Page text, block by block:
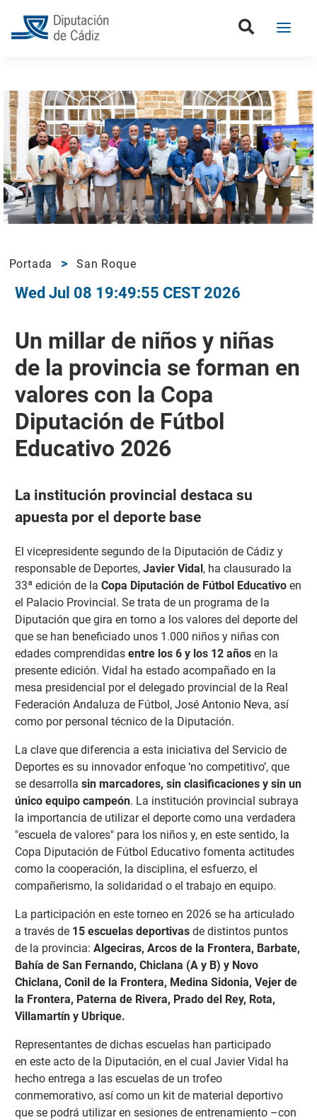
Portada San Roque
Wed Jul 08 19:49:55 CEST 2026
Un millar de niños y niñas
de la provincia se forman en
valores con la Copa
Diputación de Fútbol
Educativo 2026
La institución provincial destaca su
apuesta por el deporte base
El vicepresidente segundo de la Diputación de Cádiz y
responsable de Deportes, Javier Vidal, ha clausurado la
33ª edición de la Copa Diputación de Fútbol Educativoen
el Palacio Provincial. Se trata de un programa de la
Diputación que gira en torno a los valores del deporte del
que se han beneficiado unos 1.000 niños y niñas con
edades comprendidas entre los 6 y los 12 añosen la
presente edición. Vidal ha estado acompañado en la
mesa presidencial por el delegado provincial de la Real
Federación Andaluza de Fútbol, José Antonio Neva, así
como por personal técnico de la Diputación.
La clave que diferencia a esta iniciativa del Servicio de
Deportes es su innovador enfoque ‘no competitivo’, que
se desarrolla sin marcadores, sin clasificaciones y sin un
único equipo campeón. La institución provincial subraya
la importancia de utilizar el deporte como una verdadera
"escuela de valores" para los niños y, en este sentido, la
Copa Diputación de Fútbol Educativo fomenta actitudes
como la cooperación, la disciplina, el esfuerzo, el
compañerismo, la solidaridad o el trabajo en equipo.
La participación en este torneo en 2026 se ha articulado
a través de 15 escuelas deportivasde distintos puntos
de la provincia: Algeciras, Arcos de la Frontera, Barbate,
Bahía de San Fernando, Chiclana (A y B) y Novo
Chiclana, Conil de la Frontera, Medina Sidonia, Vejer de
la Frontera, Paterna de Rivera, Prado del Rey, Rota,
Villamartín y Ubrique.
Representantes de dichas escuelas han participado
en este acto de la Diputación, en el cual Javier Vidal ha
hecho entrega a las escuelas de un trofeo
conmemorativo, así como un kit de material deportivo
que se podrá utilizar en sesiones de entrenamiento –con